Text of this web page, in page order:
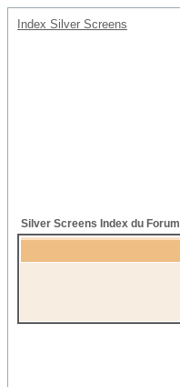
Index Silver Screens
Silver Screens Index du Forum